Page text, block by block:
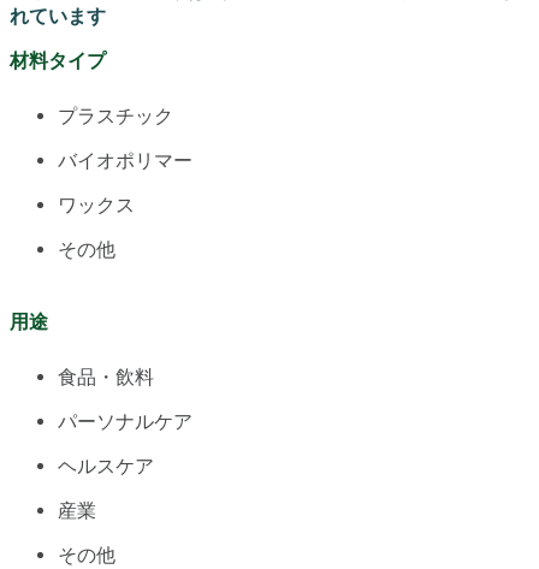
れています
材料タイプ
プラスチック
バイオポリマー
ワックス
その他
用途
食品・飲料
パーソナルケア
ヘルスケア
産業
その他